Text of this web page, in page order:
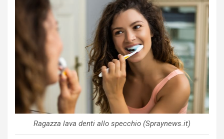
Ragazza lava denti allo specchio (Spraynews.it)